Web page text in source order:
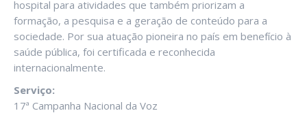
hospital para atividades que também priorizam a
formação, a pesquisa e a geração de conteúdo para a
sociedade. Por sua atuação pioneira no país em benefício à
saúde pública, foi certificada e reconhecida
internacionalmente.
Serviço:
17ª Campanha Nacional da Voz